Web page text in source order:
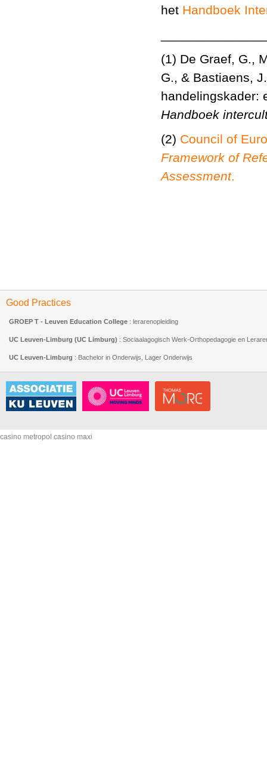
het Handboek
(1) De Graef, G.,
G., & Bastiaens,
handelingskader:
Handboek
(2) Council of
Framework of
Assessment.
Good Practices
GROEP T - Leuven Education College : lerarenopleiding
UC Leuven-Limburg (UC Limburg) : Sociaalagogisch Werk-Orthopedagogie en
UC Leuven-Limburg : Bachelor in Onderwijs, Lager Onderwijs
casino metropol casino maxi